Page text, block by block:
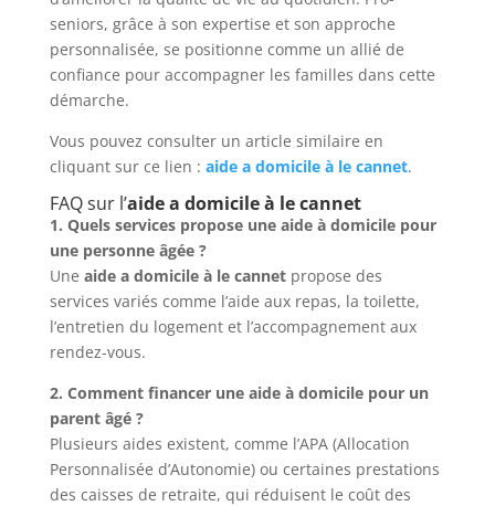
seniors, grâce à son expertise et son approche
personnalisée, se positionne comme un allié de
confiance pour accompagner les familles dans cette
démarche.
Vous pouvez consulter un article similaire en
cliquant sur ce lien : aide a domicile à le cannet.
FAQ sur l’aide a domicile à le cannet
1. Quels services propose une aide à domicile pour
une personne âgée ?
Une aide a domicile à le cannetpropose des
services variés comme l’aide aux repas, la toilette,
l’entretien du logement et l’accompagnement aux
rendez-vous.
2. Comment financer une aide à domicile pour un
parent âgé ?
Plusieurs aides existent, comme l’APA (Allocation
Personnalisée d’Autonomie) ou certaines prestations
des caisses de retraite, qui réduisent le coût des